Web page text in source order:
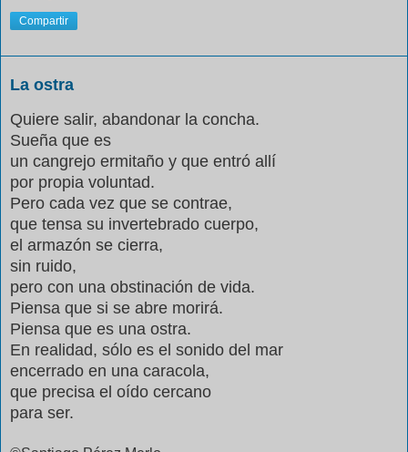
Compartir
La ostra
Quiere salir, abandonar la concha.
Sueña que es
un cangrejo ermitaño y que entró allí
por propia voluntad.
Pero cada vez que se contrae,
que tensa su invertebrado cuerpo,
el armazón se cierra,
sin ruido,
pero con una obstinación de vida.
Piensa que si se abre morirá.
Piensa que es una ostra.
En realidad, sólo es el sonido del mar
encerrado en una caracola,
que precisa el oído cercano
para ser.